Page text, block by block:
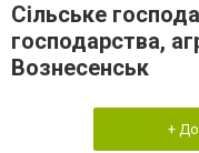
Сільське
господарства,
Вознесенськ
+